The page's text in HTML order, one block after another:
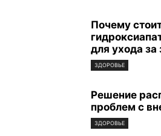
Почему
для ухода за
ЗДОРОВЬЕ
Решение
проблем с
ЗДОРОВЬЕ